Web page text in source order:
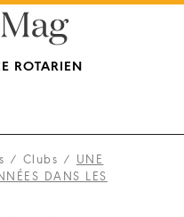
ROTARIEN
/ Clubs / UNE
DANS LES